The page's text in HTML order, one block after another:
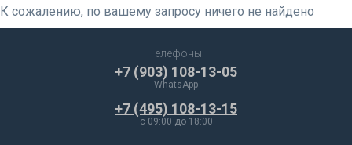
К сожалению, по вашему запросу ничего не найдено
Телефоны:
+7 (903) 108-13-05
WhatsApp
+7 (495) 108-13-15
c 09:00 до 18:00